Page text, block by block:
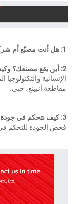
أنبينغ، خبي.
الجودة للتحكم في